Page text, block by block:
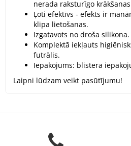
nerada raksturīgo
Ļoti efektīvs - efekts ir
klipa lietošanas.
Izgatavots no droša silikona.
Komplektā iekļauts
futrālis.
Iepakojums: blistera
Laipni lūdzam veikt pasūtījumu!